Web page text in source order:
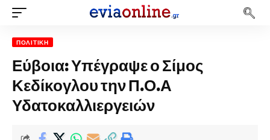
ΠΟΛΙΤΙΚΉ
Εύβοια: Υπέγραψε ο Σίμος
Κεδίκογλου την Π.Ο.Α
Υδατοκαλλιεργειών